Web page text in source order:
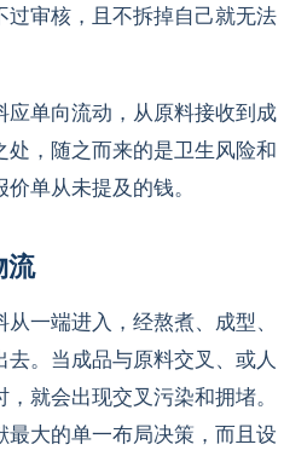
审核，且不拆掉自己就无法
单向流动，从原料接收到成
，随之而来的是卫生风险和
单从未提及的钱。
流
一端进入，经熬煮、成型、
。当成品与原料交叉、或人
就会出现交叉污染和拥堵。
大的单一布局决策，而且设